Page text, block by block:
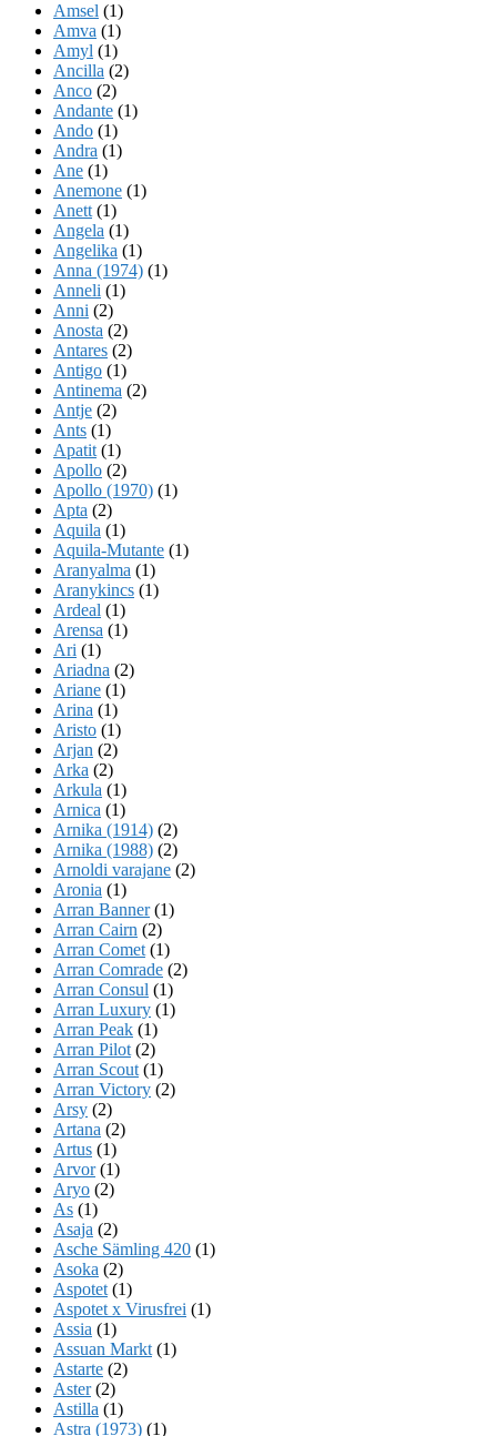
Amsel (1)
Amva (1)
Amyl (1)
Ancilla (2)
Anco (2)
Andante (1)
Ando (1)
Andra (1)
Ane (1)
Anemone (1)
Anett (1)
Angela (1)
Angelika (1)
Anna (1974) (1)
Anneli (1)
Anni (2)
Anosta (2)
Antares (2)
Antigo (1)
Antinema (2)
Antje (2)
Ants (1)
Apatit (1)
Apollo (2)
Apollo (1970) (1)
Apta (2)
Aquila (1)
Aquila-Mutante (1)
Aranyalma (1)
Aranykincs (1)
Ardeal (1)
Arensa (1)
Ari (1)
Ariadna (2)
Ariane (1)
Arina (1)
Aristo (1)
Arjan (2)
Arka (2)
Arkula (1)
Arnica (1)
Arnika (1914) (2)
Arnika (1988) (2)
Arnoldi varajane (2)
Aronia (1)
Arran Banner(1)
Arran Cairn (2)
Arran Comet (1)
Arran Comrade (2)
Arran Consul (1)
Arran Luxury (1)
Arran Peak (1)
Arran Pilot (2)
Arran Scout (1)
Arran Victory (2)
Arsy (2)
Artana (2)
Artus (1)
Arvor(1)
Aryo (2)
As (1)
Asaja (2)
Asche Sämling 420 (1)
Asoka (2)
Aspotet (1)
Aspotet x Virusfrei (1)
Assia (1)
Assuan Markt (1)
Astarte (2)
Aster(2)
Astilla (1)
Astra (1973) (1)